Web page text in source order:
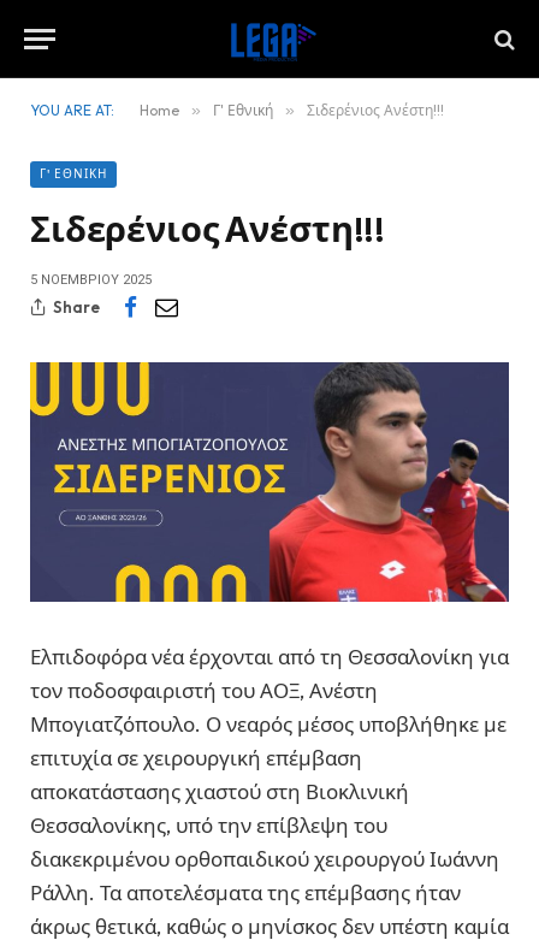
YOU ARE AT: Home » Γ' Εθνική » Σιδερένιος Ανέστη!!!
Γ' ΕΘΝΙΚΉ
Σιδερένιος Ανέστη!!!
5 ΝΟΕΜΒΡΊΟΥ 2025
Share
Ελπιδοφόρα νέα έρχονται από τη Θεσσαλονίκη για
τον ποδοσφαιριστή του ΑΟΞ, Ανέστη
Μπογιατζόπουλο. Ο νεαρός μέσος υποβλήθηκε με
επιτυχία σε χειρουργική επέμβαση
αποκατάστασης χιαστού στη Βιοκλινική
Θεσσαλονίκης, υπό την επίβλεψη του
διακεκριμένου ορθοπαιδικού χειρουργού Ιωάννη
Ράλλη. Τα αποτελέσματα της επέμβασης ήταν
άκρως θετικά, καθώς ο μηνίσκος δεν υπέστη καμία